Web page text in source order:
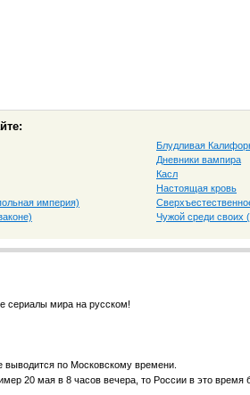
Блудливая
Дневники вампира
Касл
Настоящая кровь
империя)
Чужой среди своих
сериалы мира на русском!
выводится по Московскому времени.
20 мая в 8 часов вечера, то России в это время